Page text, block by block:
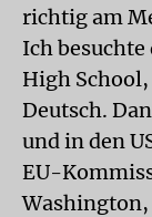
richtig am
Ich
High
Deutsch.
und in den
EU-